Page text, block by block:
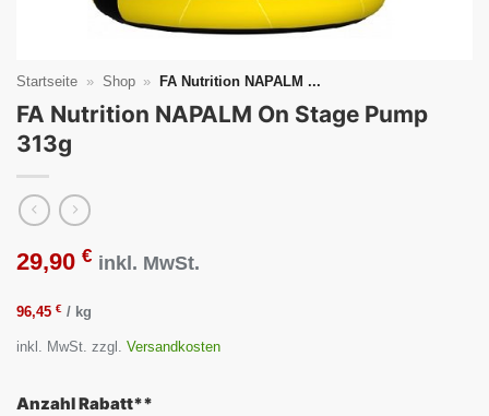
Startseite » Shop » FA Nutrition NAPALM ...
FA Nutrition NAPALM On Stage Pump
313g
29,90 € inkl. MwSt.
96,45 € / kg
inkl. MwSt. zzgl. Versandkosten
Anzahl Rabatt**